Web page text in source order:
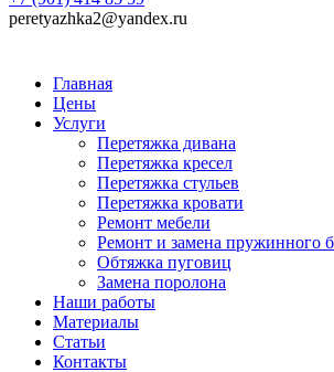
peretyazhka2@yandex.ru
Главная
Цены
Услуги
Перетяжка дивана
Перетяжка кресел
Перетяжка стульев
Перетяжка кровати
Ремонт мебели
Ремонт и замена пружинного
Обтяжка пуговиц
Замена поролона
Наши работы
Материалы
Статьи
Контакты